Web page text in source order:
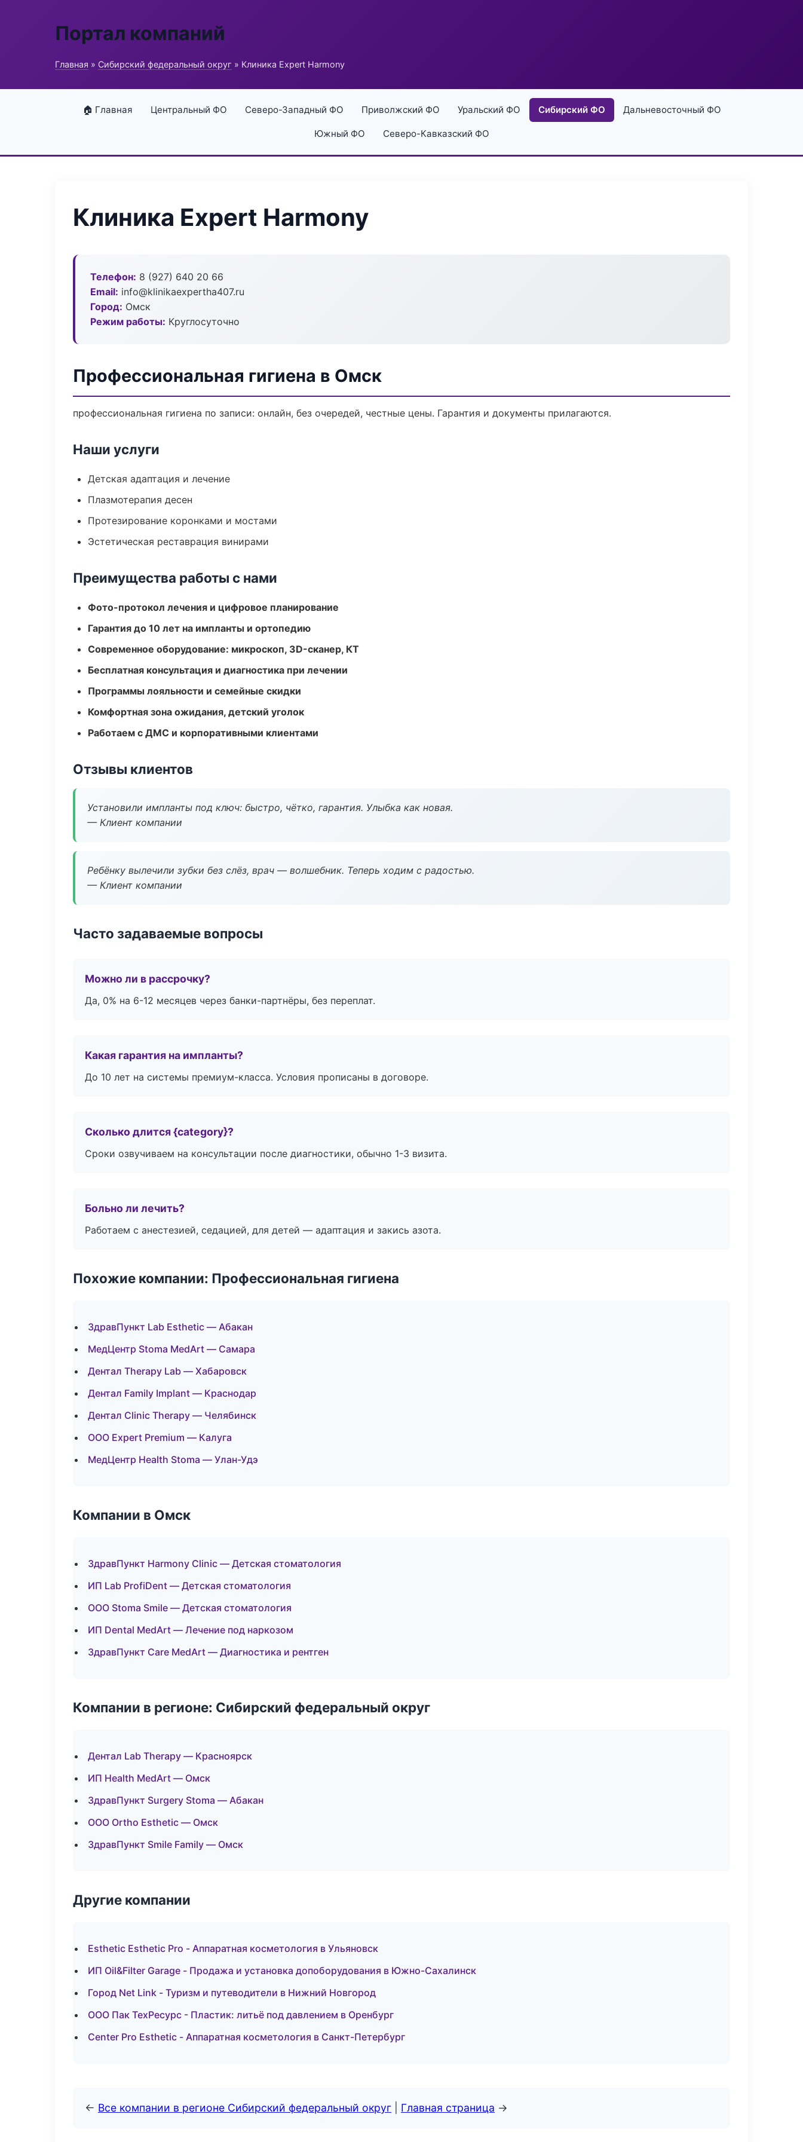
Портал компаний
Главная » Сибирский федеральный округ » Клиника Expert Harmony
🏠 Главная Центральный ФО Северо-Западный ФО Приволжский ФО Уральский ФО Сибирский ФО Дальневосточный ФО
Южный ФО Северо-Кавказский ФО
Клиника Expert Harmony
Телефон: 8 (927) 640 20 66
Email: info@klinikaexpertha407.ru
Город: Омск
Режим работы: Круглосуточно
Профессиональная гигиена в Омск
профессиональная гигиена по записи: онлайн, без очередей, честные цены. Гарантия и документы прилагаются.
Наши услуги
Детская адаптация и лечение
Плазмотерапия десен
Протезирование коронками и мостами
Эстетическая реставрация винирами
Преимущества работы с нами
Фото-протокол лечения и цифровое планирование
Гарантия до 10 лет на импланты и ортопедию
Современное оборудование: микроскоп, 3D-сканер, КТ
Бесплатная консультация и диагностика при лечении
Программы лояльности и семейные скидки
Комфортная зона ожидания, детский уголок
Работаем с ДМС и корпоративными клиентами
Отзывы клиентов
Установили импланты под ключ: быстро, чётко, гарантия. Улыбка как новая.
— Клиент компании
Ребёнку вылечили зубки без слёз, врач — волшебник. Теперь ходим с радостью.
— Клиент компании
Часто задаваемые вопросы
Можно ли в рассрочку?
Да, 0% на 6-12 месяцев через банки-партнёры, без переплат.
Какая гарантия на импланты?
До 10 лет на системы премиум-класса. Условия прописаны в договоре.
Сколько длится {category}?
Сроки озвучиваем на консультации после диагностики, обычно 1-3 визита.
Больно ли лечить?
Работаем с анестезией, седацией, для детей — адаптация и закись азота.
Похожие компании: Профессиональная гигиена
ЗдравПункт Lab Esthetic — Абакан
МедЦентр Stoma MedArt — Самара
Дентал Therapy Lab — Хабаровск
Дентал Family Implant — Краснодар
Дентал Clinic Therapy — Челябинск
ООО Expert Premium — Калуга
МедЦентр Health Stoma — Улан-Удэ
Компании в Омск
ЗдравПункт Harmony Clinic — Детская стоматология
ИП Lab ProfiDent — Детская стоматология
ООО Stoma Smile — Детская стоматология
ИП Dental MedArt — Лечение под наркозом
ЗдравПункт Care MedArt — Диагностика и рентген
Компании в регионе: Сибирский федеральный округ
Дентал Lab Therapy — Красноярск
ИП Health MedArt — Омск
ЗдравПункт Surgery Stoma — Абакан
ООО Ortho Esthetic — Омск
ЗдравПункт Smile Family — Омск
Другие компании
Esthetic Esthetic Pro - Аппаратная косметология в Ульяновск
ИП Oil&Filter Garage - Продажа и установка допоборудования в Южно-Сахалинск
Город Net Link - Туризм и путеводители в Нижний Новгород
ООО Пак ТехРесурс - Пластик: литьё под давлением в Оренбург
Center Pro Esthetic - Аппаратная косметология в Санкт-Петербург
← Все компании в регионе Сибирский федеральный округ Главная страница →